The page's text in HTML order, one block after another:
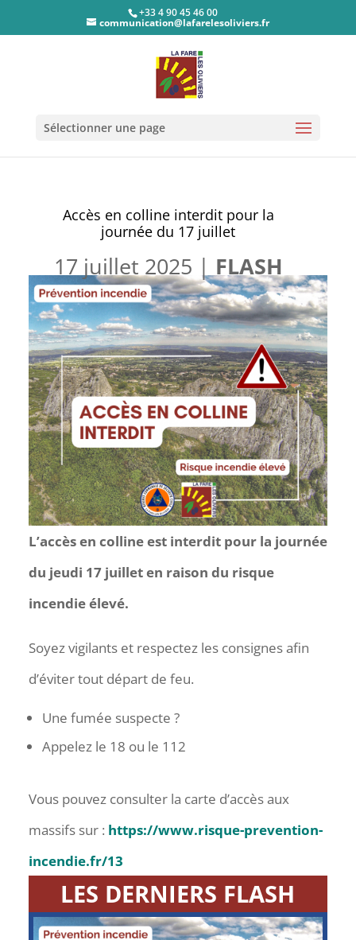
+33 4 90 45 46 00
communication@lafarelesoliviers.fr
Sélectionner une page
Accès en colline interdit pour la
journée du 17 juillet
17 juillet 2025 | FLASH
L’accès en colline est interdit pour la journée
du jeudi 17 juillet en raison du risque
incendie élevé.
Soyez vigilants et respectez les consignes afin
d’éviter tout départ de feu.
Une fumée suspecte ?
Appelez le 18 ou le 112
Vous pouvez consulter la carte d’accès aux
massifs sur : https://www.risque-prevention-
incendie.fr/13
LES DERNIERS FLASH